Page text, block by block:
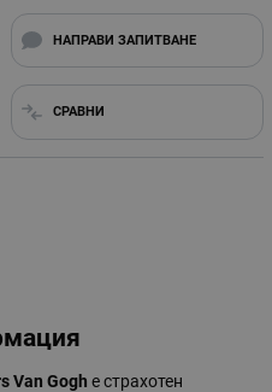
НАПРАВИ ЗАПИТВАНЕ
СРАВНИ
Van Gogh е страхотен